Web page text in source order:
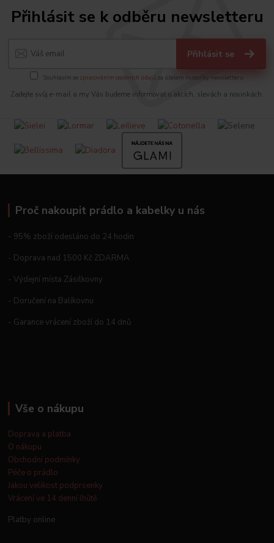
Přihlásit se k odběru newsletteru
Přihlásit se
Souhlasím se zpracováním osobních údajů za účelem rozesílky newsletteru.
Zadejte svůj e-mail a my Vás budeme informovat o akcích, slevách a novinkách.
Proč nakoupit prádlo a kabelky u nás
- 95% zboží odesláno do 24 hodin
- Doprava nad 1500 Kč ZDARMA
- Výdejní místa Zásilkovny
- Doručení na Balíkovnu
- Garance vrácení zboží do 14 dnů
Vše o nákupu
Doprava a platba
O nákupu
Obchodní podmínky
Péče o prádlo
Jakou velikost podprsenky
Vrácení ve 14 denní lhůtě
Platby online